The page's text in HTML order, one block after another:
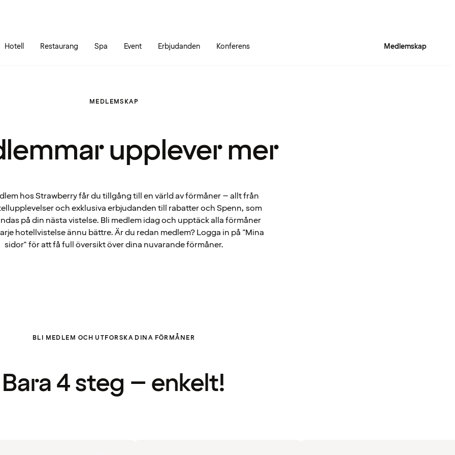
Hotell Restaurang Spa Event Erbjudanden Konferens Medlemskap
MEDLEMSKAP
upplever mer
hos Strawberry får du tillgång till en värld av förmåner – allt från
och exklusiva erbjudanden till rabatter och Spenn, som
på din nästa vistelse. Bli medlem idag och upptäck alla förmåner
hotellvistelse ännu bättre. Är du redan medlem? Logga in på "Mina
sidor" för att få full översikt över dina nuvarande förmåner.
BLI MEDLEM OCH UTFORSKA DINA FÖRMÅNER
Bara 4 steg – enkelt!